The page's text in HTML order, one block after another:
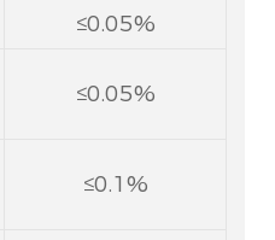
≤0.05%
≤0.05%
≤0.1%